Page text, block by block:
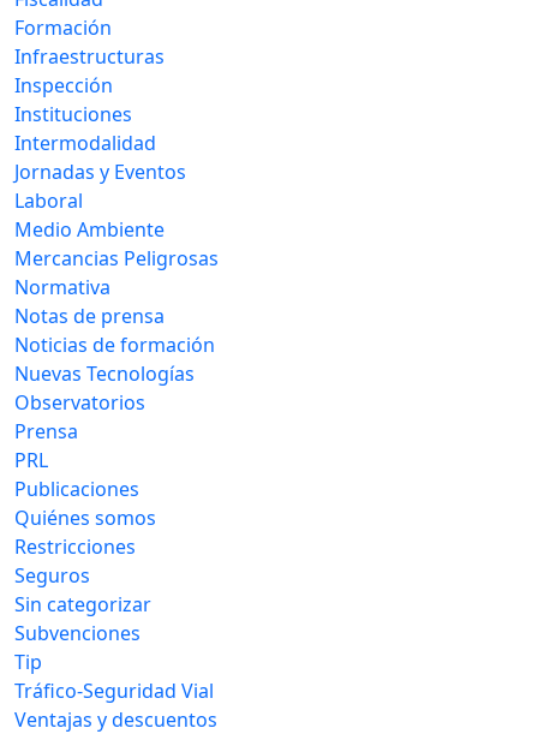
Formación
Infraestructuras
Inspección
Instituciones
Intermodalidad
Jornadas y Eventos
Laboral
Medio Ambiente
Mercancias Peligrosas
Normativa
Notas de prensa
Noticias de formación
Nuevas Tecnologías
Observatorios
Prensa
PRL
Publicaciones
Quiénes somos
Restricciones
Seguros
Sin categorizar
Subvenciones
Tip
Tráfico-Seguridad Vial
Ventajas y descuentos